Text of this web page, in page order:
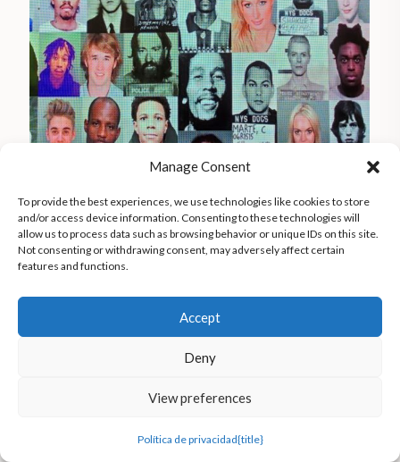
Manage Consent
To provide the best experiences, we use technologies like cookies to store
and/or access device information. Consenting to these technologies will
allow us to process data such as browsing behavior or unique IDs on this site.
Not consenting or withdrawing consent, may adversely affect certain
features and functions.
Accept
Deny
View preferences
Política de privacidad{title}
Las paredes de ConBody están adornadas con
fotos de reclusos, lo que crea una atmósfera cruda
que Coss planeó inicialmente el programa de
fitness.| Foto cortesía de Coss Marte
con fotos de famosos detenidos por consumo de